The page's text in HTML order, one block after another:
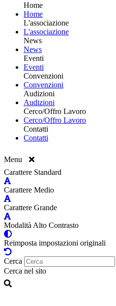
Home
Home
L'associazione
L'associazione
News
News
Eventi
Eventi
Convenzioni
Convenzioni
Audizioni
Audizioni
Cerco/Offro Lavoro
Cerco/Offro Lavoro
Contatti
Contatti
Menu
Carattere Standard
Carattere Medio
Carattere Grande
Modalità Alto Contrasto
Reimposta impostazioni originali
Cerca
Cerca nel sito